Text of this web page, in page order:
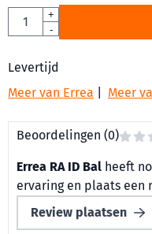
Aantal
+
-
Levertijd
Meer van Errea
Meer
Beoordelingen (0)
Errea RA ID Bal heeft
ervaring en plaats een
Review plaatsen